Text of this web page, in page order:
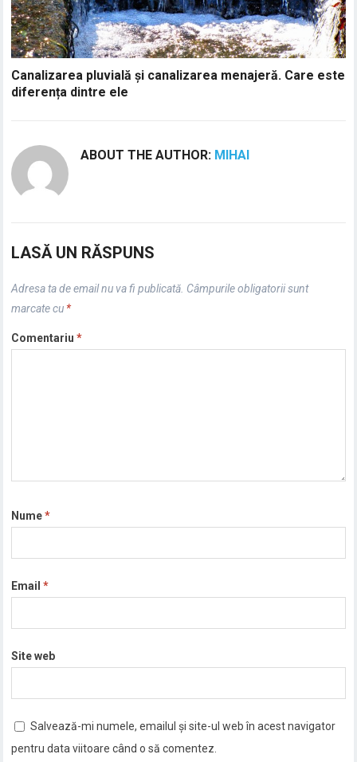
Canalizarea pluvială și canalizarea menajeră. Care este
diferența dintre ele
ABOUT THE AUTHOR: MIHAI
LASĂ UN RĂSPUNS
Adresa ta de email nu va fi publicată. Câmpurile obligatorii sunt
marcate cu *
Comentariu*
Nume*
Email*
Site web
Salvează-mi numele, emailul și site-ul web în acest navigator
pentru data viitoare când o să comentez.